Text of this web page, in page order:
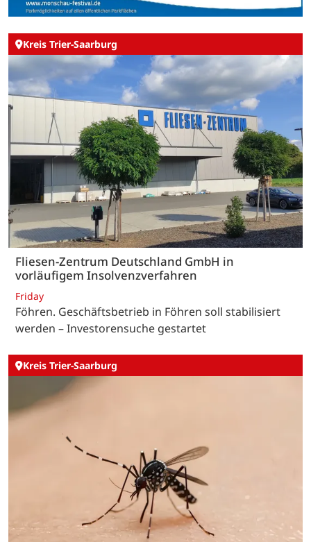
Kreis Trier-Saarburg
Fliesen-Zentrum Deutschland GmbH in
vorläufigem Insolvenzverfahren
Friday
Föhren. Geschäftsbetrieb in Föhren soll stabilisiert
werden – Investorensuche gestartet
Kreis Trier-Saarburg